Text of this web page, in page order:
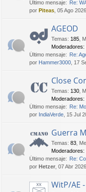
Último mensaje: Re:
por Piteas , 05 Ago
AGEOD
Temas: 185
Moderadores:
Último mensaje: Re:
por Hammer3000 , 17
Close
Temas: 130
Moderadores:
Último mensaje: Re:
por IndiaVerde , 15 Jul
Guerra
Temas: 83
Moderadores:
Último mensaje: Re:
por Hetzer , 07 Abr
WitP/AE